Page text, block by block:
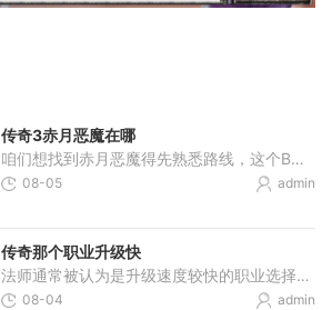
传奇3赤月恶魔在哪
咱们想找到赤月恶魔得先熟悉路线，这个BOSS藏在赤月峡谷深处。从盟重土城出发，记得选对传送点。一定要传送到赤月峡谷北部，这里才是唯一正确的入口方向。东边和西边峡谷可都到
08-05 admin
传奇那个职业升级快
法师通常被认为是升级速度较快的职业选择，这主要得益于其强大的群体攻击技能和远程输出能力。法师的核心优势在于火墙、爆裂火焰等范围伤害技能，这些技能可以在短时间内对大
08-04 admin